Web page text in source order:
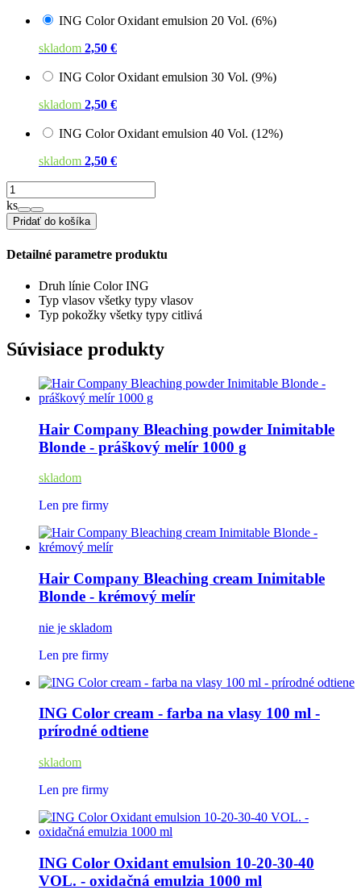
ING Color Oxidant emulsion 20 Vol. (6%)
skladom 2,50 €
ING Color Oxidant emulsion 30 Vol. (9%)
skladom 2,50 €
ING Color Oxidant emulsion 40 Vol. (12%)
skladom 2,50 €
ks
Pridať do košíka
Detailné parametre produktu
Druh línie Color ING
Typ vlasov všetky typy vlasov
Typ pokožky všetky typy citlivá
Súvisiace produkty
Hair Company Bleaching powder Inimitable
Blonde - práškový melír 1000 g
skladom
Len pre firmy
Hair Company Bleaching cream Inimitable
Blonde - krémový melír
nie je skladom
Len pre firmy
ING Color cream - farba na vlasy 100 ml -
prírodné odtiene
skladom
Len pre firmy
ING Color Oxidant emulsion 10-20-30-40
VOL. - oxidačná emulzia 1000 ml